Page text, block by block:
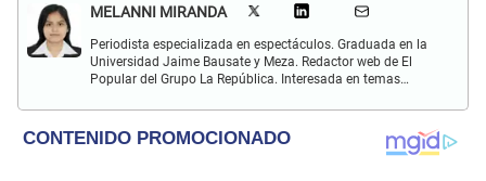
MELANNI MIRANDA
Periodista especializada en espectáculos. Graduada en la
Universidad Jaime Bausate y Meza. Redactor web de El
Popular del Grupo La República. Interesada en temas
series y deporte. Gusto por la locución y el baile.